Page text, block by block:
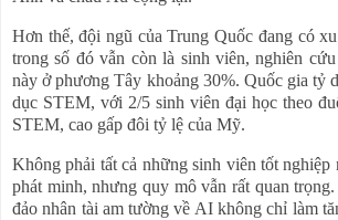
Hơn thế, đội ngũ của Trung Quốc đang có
trong số đó vẫn còn là sinh viên, nghiên
này ở phương Tây khoảng 30%. Quốc gia tỷ
dục STEM, với 2/5 sinh viên đại học theo
STEM, cao gấp đôi tỷ lệ của Mỹ.
Không phải tất cả những sinh viên tốt nghiệp
phát minh, nhưng quy mô vẫn rất quan
đảo nhân tài am tường về AI không chỉ làm